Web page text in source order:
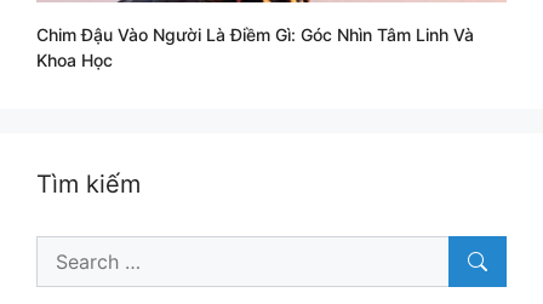
Chim Đậu Vào Người Là Điềm Gì: Góc Nhìn Tâm Linh Và
Khoa Học
Tìm kiếm
Search